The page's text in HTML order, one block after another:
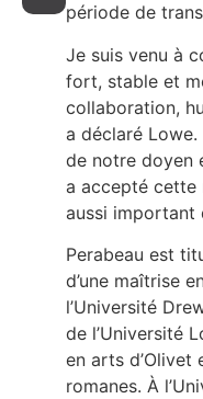
période de
Je suis venu à
fort, stable et
collaboration,
a déclaré
de notre doyen
a accepté cette
aussi important
Perabeau est
d’une maîtrise
l’Université
de l’Université
en arts d’Olivet
romanes. À